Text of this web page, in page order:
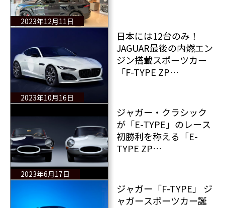
2023年12月11日
2023年10月16日
日本には12台のみ！
JAGUAR最後の内燃エン
ジン搭載スポーツカー
「F-TYPE ZP
2023年6月17日
ジャガー・クラシック
が「E-TYPE」のレース
初勝利を称える「E-
TYPE ZP
ジャガー「F-TYPE」 ジ
ャガースポーツカー誕